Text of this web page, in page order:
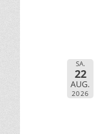
SA.
22
AUG.
2026